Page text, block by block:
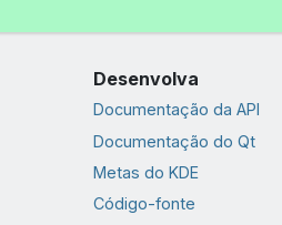
Desenvolva
Documentação da API
Documentação do Qt
Metas do KDE
Código-fonte